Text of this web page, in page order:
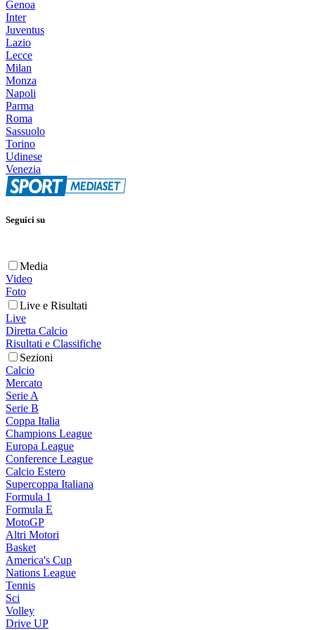
Genoa
Inter
Juventus
Lazio
Lecce
Milan
Monza
Napoli
Parma
Roma
Sassuolo
Torino
Udinese
Venezia
Seguici su
Media
Video
Foto
Live e Risultati
Live
Diretta Calcio
Risultati e Classifiche
Sezioni
Calcio
Mercato
Serie A
Serie B
Coppa Italia
Champions League
Europa League
Conference League
Calcio Estero
Supercoppa Italiana
Formula 1
Formula E
MotoGP
Altri Motori
Basket
America's Cup
Nations League
Tennis
Sci
Volley
Drive UP